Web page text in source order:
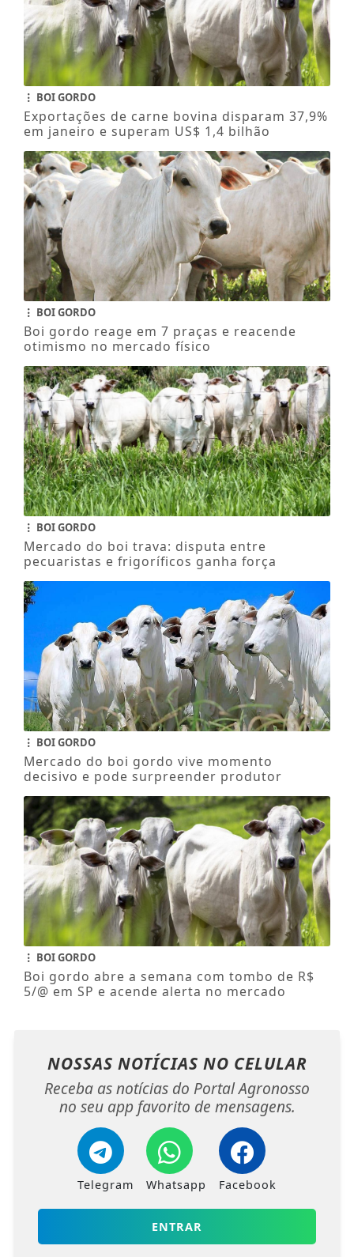
BOI GORDO
Exportações de carne bovina disparam 37,9%
em janeiro e superam US$ 1,4 bilhão
BOI GORDO
Boi gordo reage em 7 praças e reacende
otimismo no mercado físico
BOI GORDO
Mercado do boi trava: disputa entre
pecuaristas e frigoríficos ganha força
BOI GORDO
Mercado do boi gordo vive momento
decisivo e pode surpreender produtor
BOI GORDO
Boi gordo abre a semana com tombo de R$
5/@ em SP e acende alerta no mercado
NOSSAS NOTÍCIAS NO CELULAR
Receba as notícias do Portal Agronosso
no seu app favorito de mensagens.
Telegram Whatsapp Facebook